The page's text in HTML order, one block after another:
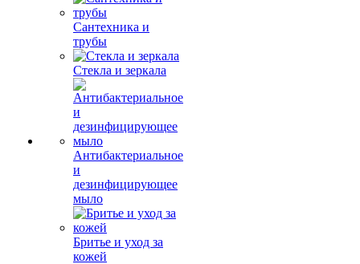
Сантехника и
трубы
Стекла и зеркала
Антибактериальное
и
дезинфицирующее
мыло
Бритье и уход за
кожей